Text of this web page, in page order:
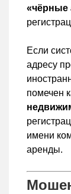
«чёрные
Если
адресу
помечен
имени
аренды.